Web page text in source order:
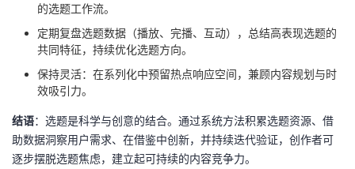
的选题工作流。
定期复盘选题数据（播放、完播、互动），总结高表现选题的
共同特征，持续优化选题方向。
保持灵活：在系列化中预留热点响应空间，兼顾内容规划与时
效吸引力。
结语：选题是科学与创意的结合。通过系统方法积累选题资源、借
助数据洞察用户需求、在借鉴中创新，并持续迭代验证，创作者可
逐步摆脱选题焦虑，建立起可持续的内容竞争力。